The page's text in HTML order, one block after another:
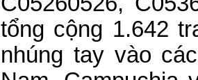
tổng cộng 1.642
nhúng tay vào